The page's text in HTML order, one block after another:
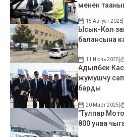
менен
15 Август 2025
Ысык-Көл
балансына
11 Июнь 2025
Адылбек
жумушчу
барды
20 Март 2025
"Тулпар
800 унаа